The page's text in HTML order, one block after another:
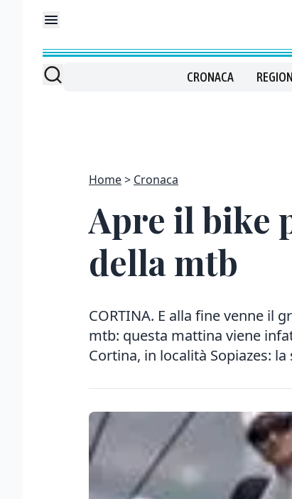
CRONACA
Home Cronaca
Apre il bike
della mtb
CORTINA. E alla fine venne il
mtb: questa mattina viene
Cortina, in località Sopiazes: